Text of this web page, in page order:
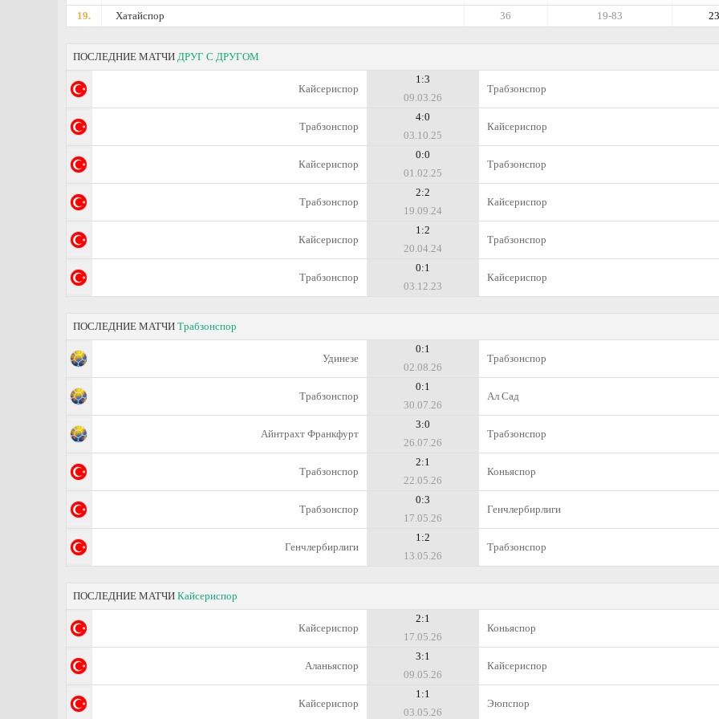
19. Хатайспор 23
19-83
36
ПОСЛЕДНИЕ МАТЧИ ДРУГ С ДРУГОМ
Кайсериспор
1:3
09.03.26
Трабзонспор
Трабзонспор
4:0
03.10.25
Кайсериспор
Кайсериспор
0:0
01.02.25
Трабзонспор
Трабзонспор
2:2
19.09.24
Кайсериспор
Кайсериспор
1:2
20.04.24
Трабзонспор
Трабзонспор
0:1
03.12.23
Кайсериспор
ПОСЛЕДНИЕ МАТЧИ Трабзонспор
Удинезе
0:1
02.08.26
Трабзонспор
Трабзонспор
0:1
30.07.26
Ал Сад
Айнтрахт Франкфурт
3:0
26.07.26
Трабзонспор
Трабзонспор
2:1
22.05.26
Коньяспор
Трабзонспор
0:3
17.05.26
Генчлербирлиги
Генчлербирлиги
1:2
13.05.26
Трабзонспор
ПОСЛЕДНИЕ МАТЧИ Кайсериспор
Кайсериспор
2:1
17.05.26
Коньяспор
Аланьяспор
3:1
09.05.26
Кайсериспор
Кайсериспор
1:1
03.05.26
Эюпспор